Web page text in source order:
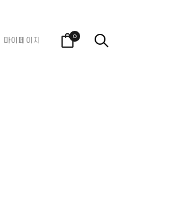
마이페이지 0